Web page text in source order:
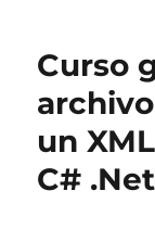
Curso
un
C#